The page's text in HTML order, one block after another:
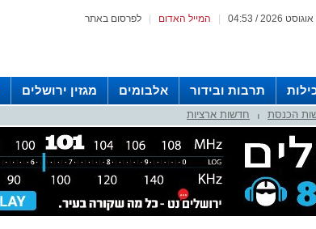
לפרסום באתר המייל האדום
תרבות ובידור אלבומים מגזין ירושלים
רדיו ירושלים
הכנסת חדשות ארציות